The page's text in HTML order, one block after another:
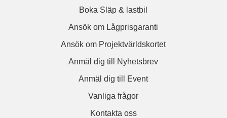
Boka Släp & lastbil
Ansök om Lågprisgaranti
Ansök om Projektvärldskortet
Anmäl dig till Nyhetsbrev
Anmäl dig till Event
Vanliga frågor
Kontakta oss